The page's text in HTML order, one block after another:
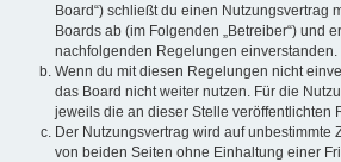
Board“) schließt du einen Nutzungsvertrag
Boards ab (im Folgenden „Betreiber“) und
nachfolgenden Regelungen einverstanden.
Wenn du mit diesen Regelungen nicht
das Board nicht weiter nutzen. Für die
jeweils die an dieser Stelle veröffentlichten
Der Nutzungsvertrag wird auf unbestimmte
von beiden Seiten ohne Einhaltung einer